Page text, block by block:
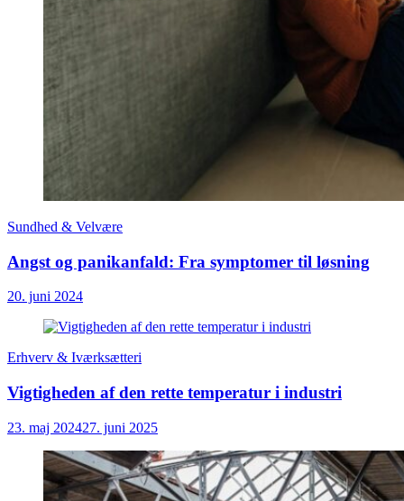
Sundhed & Velvære
Angst og panikanfald: Fra symptomer til løsning
20. juni 2024
Erhverv & Iværksætteri
Vigtigheden af den rette temperatur i industri
23. maj 202427. juni 2025